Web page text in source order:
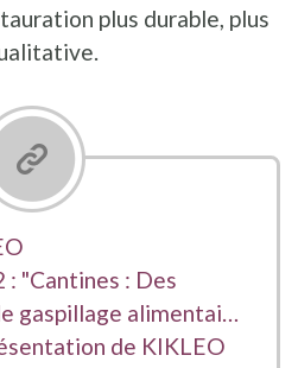
plus durable, plus
: "Cantines : Des
gaspillage alimentai…
de KIKLEO